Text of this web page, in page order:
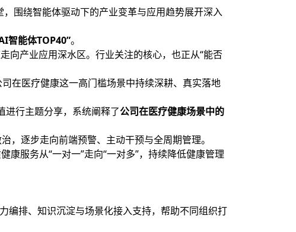
围绕智能体驱动下的产业变革与应用趋势展开深入
智能体TOP40”。
向产业应用深水区。行业关注的核心，也正从“能否
在医疗健康这一高门槛场景中持续深耕、真实落地
进行主题分享，系统阐释了公司在医疗健康场景中的
，逐步走向前端预警、主动干预与全周期管理。
服务从“一对一”走向“一对多”，持续降低健康管理
编排、知识沉淀与场景化接入支持，帮助不同组织打